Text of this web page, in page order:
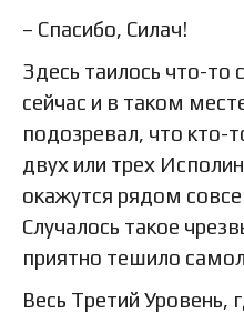
– Спасибо, Силач!
Здесь таилось что-то
сейчас и в таком
подозревал, что кто-
двух или трех
окажутся рядом
Случалось такое
приятно тешило
Весь Третий Уровень,